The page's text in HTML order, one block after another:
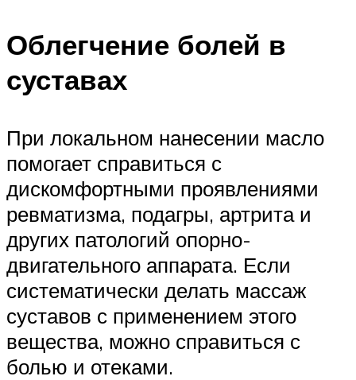
Облегчение болей в
суставах
При локальном нанесении масло
помогает справиться с
дискомфортными проявлениями
ревматизма, подагры, артрита и
других патологий опорно-
двигательного аппарата. Если
систематически делать массаж
суставов с применением этого
вещества, можно справиться с
болью и отеками.